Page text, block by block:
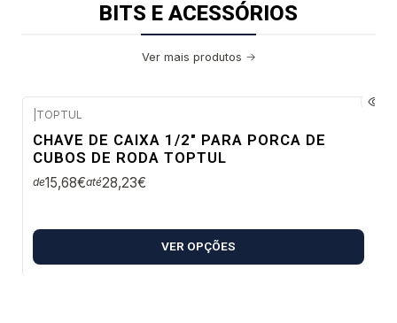
BITS E ACESSÓRIOS
Ver mais produtos
TOPTUL
CHAVE DE CAIXA 1/2" PARA PORCA DE
CUBOS DE RODA TOPTUL
de15,68€até28,23€
VER OPÇÕES